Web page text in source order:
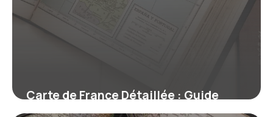
Carte de France Détaillée : Guide
Complet